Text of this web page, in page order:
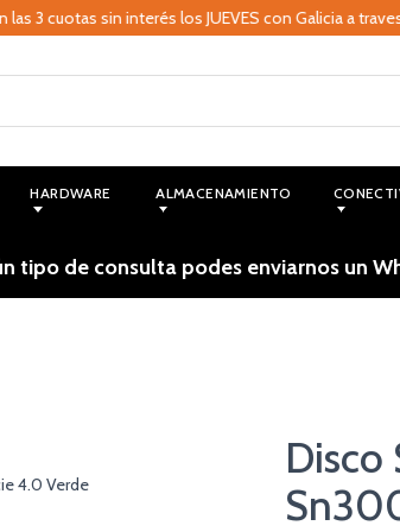
cuotas sin interés los JUEVES con Galicia a traves de
HARDWARE ALMACENAMIENTO
tipo de consulta podes enviarnos un
Disco